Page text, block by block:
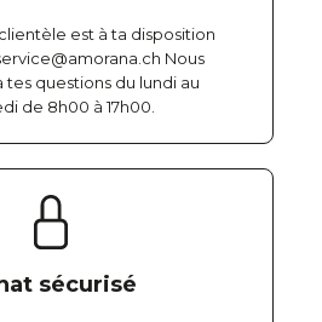
est à ta disposition
Nous
tes questions du lundi au
de 8h00 à 17h00.
sécurisé